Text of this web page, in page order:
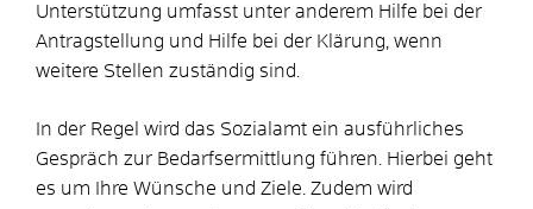
Unterstützung umfasst unter anderem Hilfe bei der
Antragstellung und Hilfe bei der Klärung, wenn
weitere Stellen zuständig sind.
In der Regel wird das Sozialamt ein ausführliches
Gespräch zur Bedarfsermittlung führen. Hierbei geht
es um Ihre Wünsche und Ziele. Zudem wird